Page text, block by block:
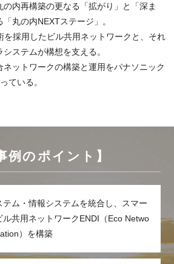
内再構築の更なる「拡がり」と「深ま
丸の内NEXTステージ」。
を採用したビル共用ネットワークと、それ
ステムが構想を支える。
ットワークの構築と運用をパナソニック
ている。
例のポイント】
ム・情報システムを統合し、スマー
ル共用ネットワークENDI（Eco Netwo
）を構築